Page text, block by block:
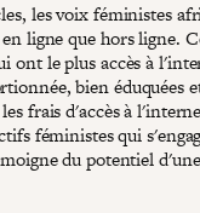
les voix féministes
ligne que hors ligne.
ont le plus accès à
bien éduquées
frais d'accès à
féministes qui
du potentiel